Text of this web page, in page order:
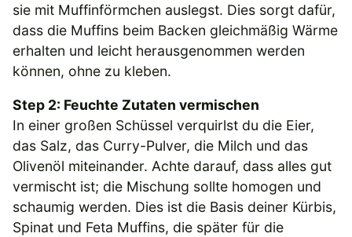
sie mit Muffinförmchen auslegst. Dies sorgt dafür,
dass die Muffins beim Backen gleichmäßig Wärme
erhalten und leicht herausgenommen werden
können, ohne zu kleben.
Step 2: Feuchte Zutaten vermischen
In einer großen Schüssel verquirlst du die Eier,
das Salz, das Curry-Pulver, die Milch und das
Olivenöl miteinander. Achte darauf, dass alles gut
vermischt ist; die Mischung sollte homogen und
schaumig werden. Dies ist die Basis deiner Kürbis,
Spinat und Feta Muffins, die später für die